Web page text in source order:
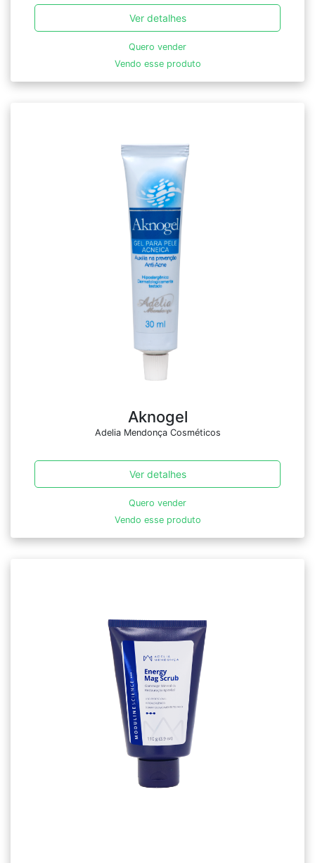
Ver detalhes
Quero vender
Vendo esse produto
Aknogel
Adelia Mendonça Cosméticos
Ver detalhes
Quero vender
Vendo esse produto